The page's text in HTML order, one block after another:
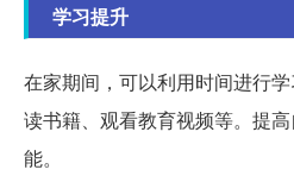
学习提升
在家期间，可以利用时间进行
读书籍、观看教育视频等。提
能。